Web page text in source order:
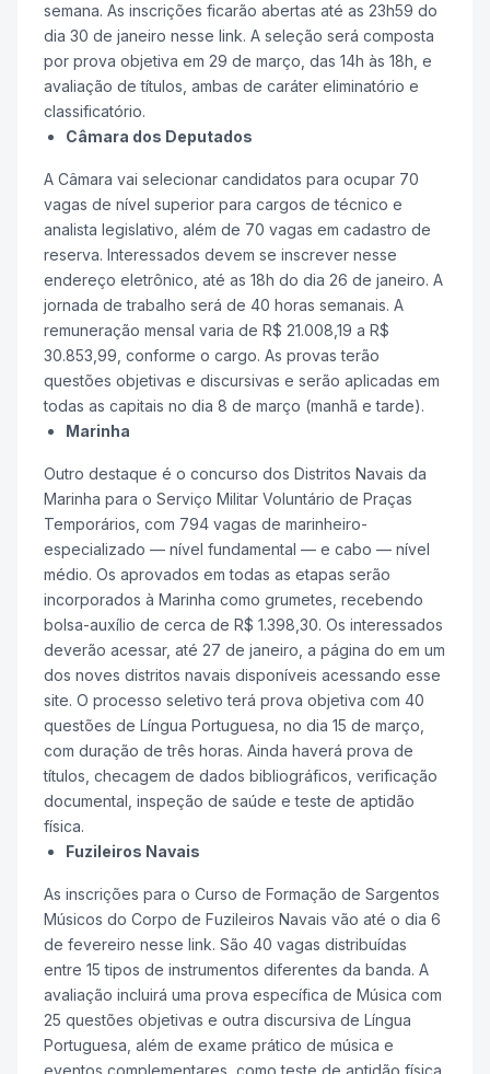
semana. As inscrições ficarão abertas até as 23h59 do
dia 30 de janeiro nesse link. A seleção será composta
por prova objetiva em 29 de março, das 14h às 18h, e
avaliação de títulos, ambas de caráter eliminatório e
classificatório.
Câmara dos Deputados
A Câmara vai selecionar candidatos para ocupar 70
vagas de nível superior para cargos de técnico e
analista legislativo, além de 70 vagas em cadastro de
reserva. Interessados devem se inscrever nesse
endereço eletrônico, até as 18h do dia 26 de janeiro. A
jornada de trabalho será de 40 horas semanais. A
remuneração mensal varia de R$ 21.008,19 a R$
30.853,99, conforme o cargo. As provas terão
questões objetivas e discursivas e serão aplicadas em
todas as capitais no dia 8 de março (manhã e tarde).
Marinha
Outro destaque é o concurso dos Distritos Navais da
Marinha para o Serviço Militar Voluntário de Praças
Temporários, com 794 vagas de marinheiro-
especializado — nível fundamental — e cabo — nível
médio. Os aprovados em todas as etapas serão
incorporados à Marinha como grumetes, recebendo
bolsa-auxílio de cerca de R$ 1.398,30. Os interessados
deverão acessar, até 27 de janeiro, a página do em um
dos noves distritos navais disponíveis acessando esse
site. O processo seletivo terá prova objetiva com 40
questões de Língua Portuguesa, no dia 15 de março,
com duração de três horas. Ainda haverá prova de
títulos, checagem de dados bibliográficos, verificação
documental, inspeção de saúde e teste de aptidão
física.
Fuzileiros Navais
As inscrições para o Curso de Formação de Sargentos
Músicos do Corpo de Fuzileiros Navais vão até o dia 6
de fevereiro nesse link. São 40 vagas distribuídas
entre 15 tipos de instrumentos diferentes da banda. A
avaliação incluirá uma prova específica de Música com
25 questões objetivas e outra discursiva de Língua
Portuguesa, além de exame prático de música e